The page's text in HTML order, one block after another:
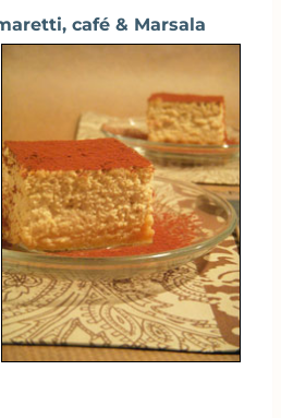
café & Marsala